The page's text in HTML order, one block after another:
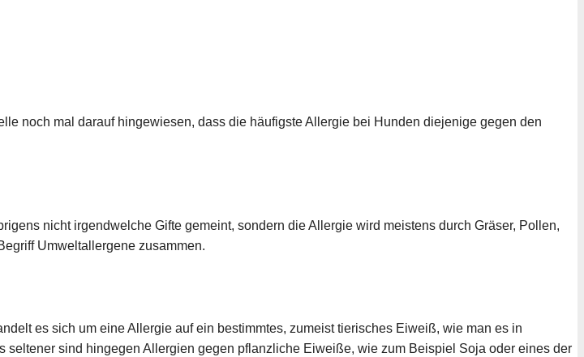
noch mal darauf hingewiesen, dass die häufigste Allergie bei Hunden diejenige gegen den
nicht irgendwelche Gifte gemeint, sondern die Allergie wird meistens durch Gräser, Pollen,
Umweltallergene zusammen.
es sich um eine Allergie auf ein bestimmtes, zumeist tierisches Eiweiß, wie man es in
sind hingegen Allergien gegen pflanzliche Eiweiße, wie zum Beispiel Soja oder eines der